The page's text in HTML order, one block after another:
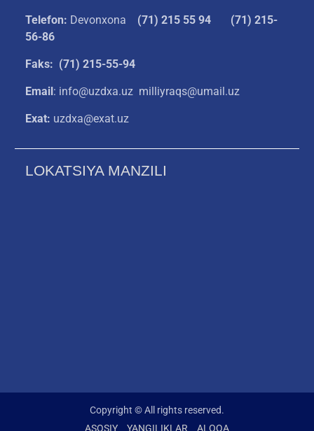
Telefon: Devonxona (71) 215 55 94
(71) 215-
56-86
Faks: (71) 215-55-94
Email: info@uzdxa.uz milliyraqs@umail.uz
Exat: uzdxa@exat.uz
LOKATSIYA MANZILI
Copyright © All rights reserved.
ASOSIY
YANGILIKLAR ALOQA